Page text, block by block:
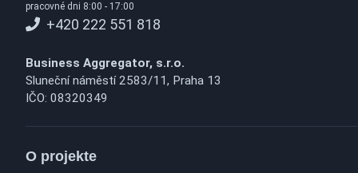
pracovné dni 8:00 - 17:00
+420 222 551 818
Business Aggregator, s.r.o.
Sluneční náměstí 2583/11, Praha 13
IČO: 08320349
O projekte